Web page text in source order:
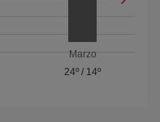
Marzo
24º / 14º